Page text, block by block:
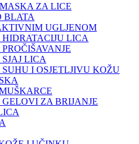
ZA LICE
BLATA
UGLJENOM
LICA
LICA
I OSJETLJIVU KOŽU
ZA BRIJANJE